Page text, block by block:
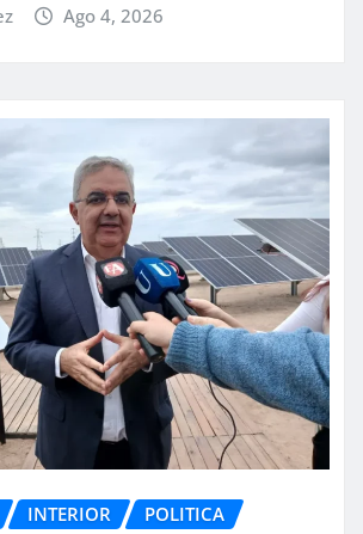
Ago 4, 2026
INTERIOR
POLITICA